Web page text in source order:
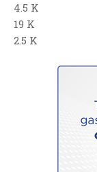
4.5 K
19 K
2.5 K